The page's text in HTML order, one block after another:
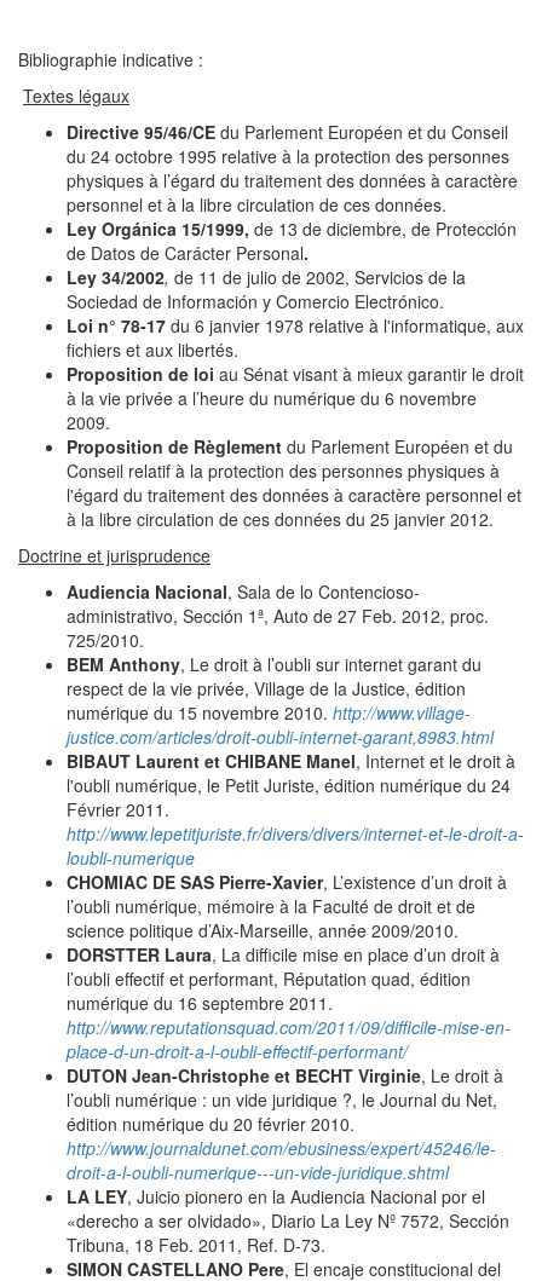
Bibliographie indicative :
Textes légaux
Directive 95/46/CE du Parlement Européen et du Conseil
du 24 octobre 1995 relative à la protection des personnes
physiques à l’égard du traitement des données à caractère
personnel et à la libre circulation de ces données.
Ley Orgánica 15/1999, de 13 de diciembre, de Protección
de Datos de Carácter Personal.
Ley 34/2002, de 11 de julio de 2002, Servicios de la
Sociedad de Información y Comercio Electrónico.
Loi n° 78-17 du 6 janvier 1978 relative à l'informatique, aux
fichiers et aux libertés.
Proposition de loi au Sénat visant à mieux garantir le droit
à la vie privée a l’heure du numérique du 6 novembre
2009.
Proposition de Règlement du Parlement Européen et du
Conseil relatif à la protection des personnes physiques à
l'égard du traitement des données à caractère personnel et
à la libre circulation de ces données du 25 janvier 2012.
Doctrine et jurisprudence
Audiencia Nacional, Sala de lo Contencioso-
administrativo, Sección 1ª, Auto de 27 Feb. 2012, proc.
725/2010.
BEM Anthony, Le droit à l’oubli sur internet garant du
respect de la vie privée, Village de la Justice, édition
numérique du 15 novembre 2010. http://www.village-
justice.com/articles/droit-oubli-internet-garant,8983.html
BIBAUT Laurent et CHIBANE Manel, Internet et le droit à
l'oubli numérique, le Petit Juriste, édition numérique du 24
Février 2011.
http://www.lepetitjuriste.fr/divers/divers/internet-et-le-droit-a-
loubli-numerique
CHOMIAC DE SAS Pierre-Xavier, L’existence d’un droit à
l’oubli numérique, mémoire à la Faculté de droit et de
science politique d’Aix-Marseille, année 2009/2010.
DORSTTER Laura, La difficile mise en place d’un droit à
l’oubli effectif et performant, Réputation quad, édition
numérique du 16 septembre 2011.
http://www.reputationsquad.com/2011/09/difficile-mise-en-
place-d-un-droit-a-l-oubli-effectif-performant/
DUTON Jean-Christophe et BECHT Virginie, Le droit à
l’oubli numérique : un vide juridique ?, le Journal du Net,
édition numérique du 20 février 2010.
http://www.journaldunet.com/ebusiness/expert/45246/le-
droit-a-l-oubli-numerique---un-vide-juridique.shtml
LA LEY, Juicio pionero en la Audiencia Nacional por el
«derecho a ser olvidado», Diario La Ley Nº 7572, Sección
Tribuna, 18 Feb. 2011, Ref. D-73.
SIMON CASTELLANO Pere, El encaje constitucional del